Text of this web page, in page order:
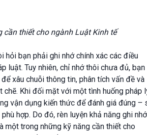
cần thiết cho ngành Luật Kinh tế
hỏi bạn phải ghi nhớ chính xác các điều
luật. Tuy nhiên, chỉ nhớ thôi chưa đủ, bạn
xâu chuỗi thông tin, phân tích vấn đề và
chẽ. Khi đối mặt với một tình huống pháp
vận dụng kiến thức để đánh giá đúng –
hợp. Do đó, rèn luyện khả năng ghi nhớ
một trong những kỹ năng cần thiết cho